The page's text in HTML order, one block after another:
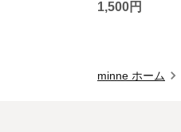
1,500円
minne ホーム